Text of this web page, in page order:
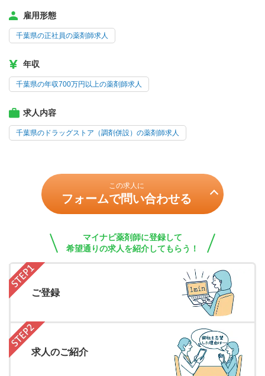
雇用形態
千葉県の正社員の薬剤師求人
年収
千葉県の年収700万円以上の薬剤師求人
求人内容
千葉県のドラッグストア（調剤併設）の薬剤師求人
この求人に
フォームで問い合わせる
マイナビ薬剤師に登録して
希望通りの求人を紹介してもらう！
ご登録
求人のご紹介